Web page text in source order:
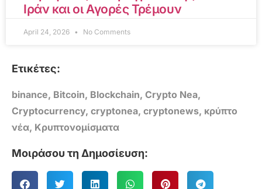
Ιράν και οι Αγορές Τρέμουν
April 24, 2026 No Comments
Ετικέτες:
binance, Bitcoin, Blockchain, Crypto Nea,
Cryptocurrency, cryptonea, cryptonews, κρύπτο
νέα, Κρυπτονομίσματα
Μοιράσου τη Δημοσίευση: